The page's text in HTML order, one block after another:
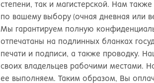
степени, так и магистерской. Нам
по вашему выбору (очная дневная или
Мы гарантируем полную
отпечатаны на подлинных бланках
печати и подписи, а также проводку.
своих владельцев рабочими местами.
ее выполняем. Таким образом, Вы